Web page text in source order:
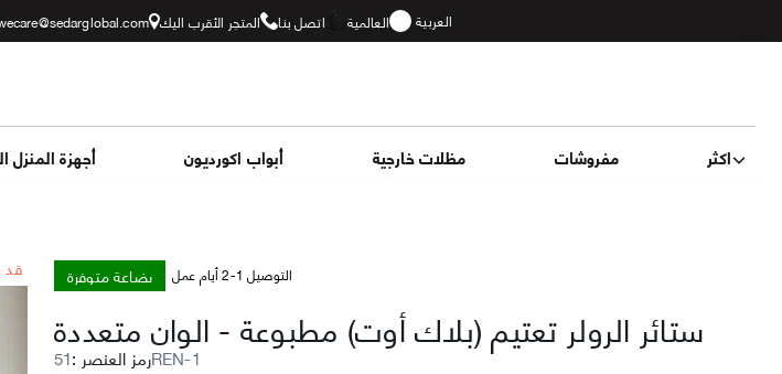
المتجر الأقرب اليك اتصل بنا العالمية العربية
أجهزة المنزل أبواب اكورديون مظلات خارجية مفروشات اكثر
بضاعة متوفرة التوصيل 1-2 أيام عمل
ستائر الرولر تعتيم (بلاك أوت) مطبوعة-الوان متعددة
رمز العنصر : 51REN-1